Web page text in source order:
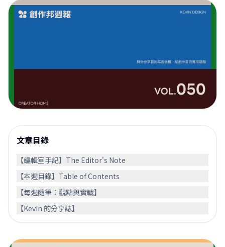
文章目錄
【編輯室手記】The Editor's Note
【本週目錄】Table of Contents
【每週隨筆：觀點與實戰】
【Kevin 的分享誌】